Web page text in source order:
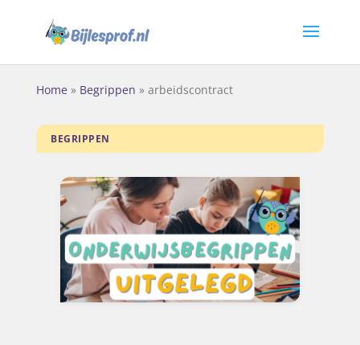
Home » Begrippen » arbeidscontract
BEGRIPPEN